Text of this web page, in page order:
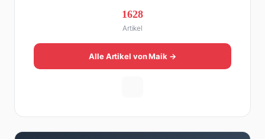
Online zu einer der führenden Männer-Lifestyle-
Plattformen im deutschsprachigen Raum aufgebaut.
Sein Weg dahin war alles andere als geradlinig: Die
eine Hälfte seines Lebens stand er in der
Gastronomie – mit allem, was dazugehört. Die andere
dran. Wenn Maik nicht gerade den heißesten Tratsch
1628
Artikel
Alle Artikel von Maik →